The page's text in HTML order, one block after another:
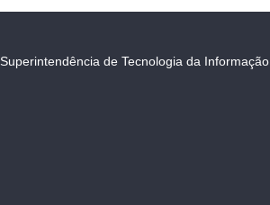
Superintendência de Tecnologia da Informação